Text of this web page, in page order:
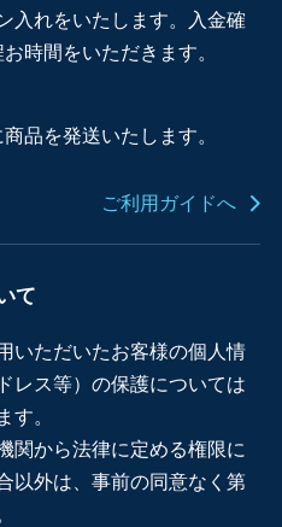
入れをいたします。入金確
時間をいただきます。
品を発送いたします。
ご利用ガイドへ
て
いただいたお客様の個人情
レス等）の保護については
す。
関から法律に定める権限に
以外は、事前の同意なく第